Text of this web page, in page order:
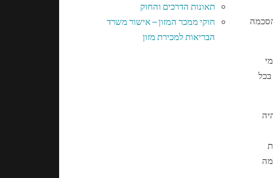
דמי
בכל
תאונות הדרכים והחוק
חוקי ממכר המזון – אישור משרד
הבריאות למכירת מזון